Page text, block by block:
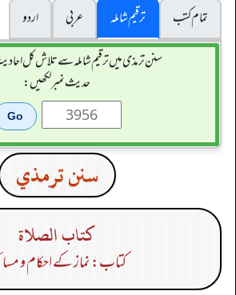
تمام کتب
ترقیم شاملہ عربی
اردو
سنن ترمذی میں ترقیم شاملہ سے تلاش کل احادیث
حدیث نمبر لکھیں:
سنن ترمذي
كتاب الصلاة
کتاب: نماز کے احکام و